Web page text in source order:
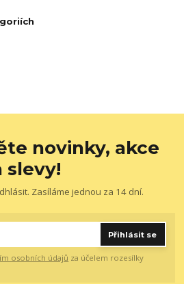
novinky, akce
slevy!
Zasíláme jednou za 14 dní.
Přihlásit se
osobních údajů za účelem rozesílky